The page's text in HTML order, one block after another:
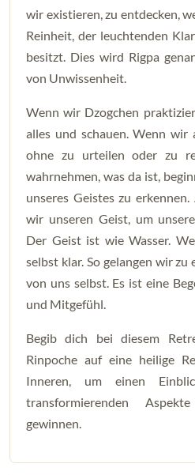
wir existieren, zu entdecken,
Reinheit, der leuchtenden
besitzt. Dies wird Rigpa
von Unwissenheit.
Wenn wir Dzogchen
alles und schauen. Wenn wir
ohne zu urteilen oder zu
wahrnehmen, was da ist,
unseres Geistes zu
wir unseren Geist, um
Der Geist ist wie Wasser.
selbst klar. So gelangen wir
von uns selbst. Es ist eine
und Mitgefühl.
Begib dich bei diesem
Rinpoche auf eine heilige
Inneren, um einen
transformierenden
gewinnen.